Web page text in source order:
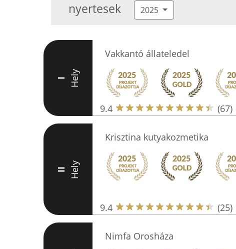
nyertesek 2025
I Hely
Vakkantó állateledel
9.4 (67)
II Hely
Krisztina kutyakozmetika
9.4 (25)
Nimfa Orosháza